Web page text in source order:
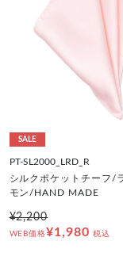
SALE
PT-SL2000_LRD_R
シルクポケットチーフ/
モン/HAND MADE
¥2,200
WEB価格¥1,980 税込